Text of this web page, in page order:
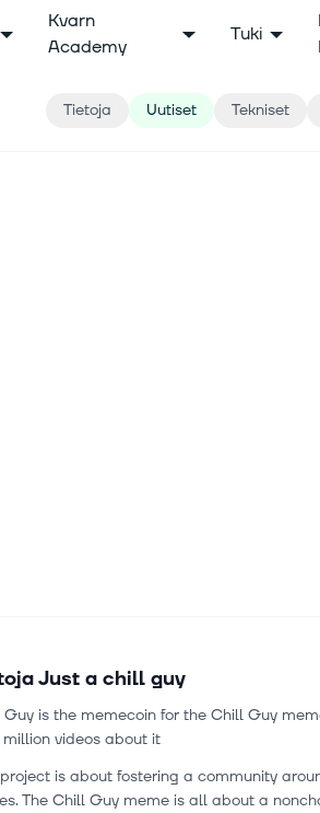
Kvarn
Academy
Tuki
Tietoja Uutiset Tekniset
Just a chill guy
is the memecoin for the Chill Guy
videos about it
is about fostering a community
The Chill Guy meme is all about a